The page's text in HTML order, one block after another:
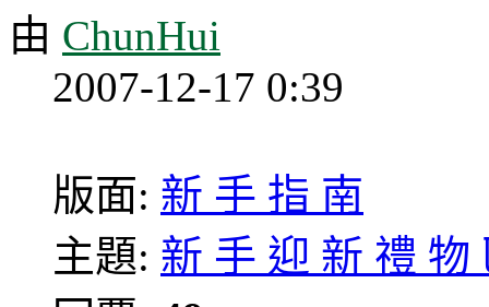
由 ChunHui
2007-12-17 0:39
版面: 新 手 指 南
主題: 新 手 迎 新 禮 物